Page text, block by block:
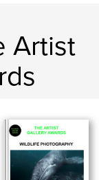
Artist